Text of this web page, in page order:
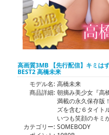
高画質3MB 【先行配信】キミは
BEST2 高橋未来
モデル名: 高橋未来
商品詳細: 朝摘み美少女『高
満載の永久保存版
ズを含む６タイ
いつも笑顔のキミ
カテゴリー: SOMEBODY